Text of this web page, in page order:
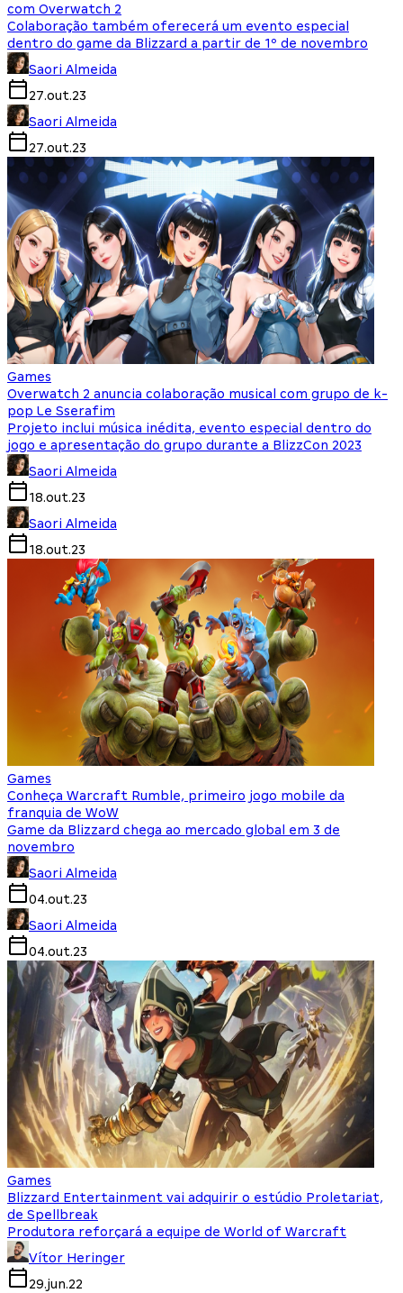
com Overwatch 2
Colaboração também oferecerá um evento especial
dentro do game da Blizzard a partir de 1º de novembro
Saori Almeida
27.out.23
Saori Almeida
27.out.23
Games
Overwatch 2 anuncia colaboração musical com grupo de k-
pop Le Sserafim
Projeto inclui música inédita, evento especial dentro do
jogo e apresentação do grupo durante a BlizzCon 2023
Saori Almeida
18.out.23
Saori Almeida
18.out.23
Games
Conheça Warcraft Rumble, primeiro jogo mobile da
franquia de WoW
Game da Blizzard chega ao mercado global em 3 de
novembro
Saori Almeida
04.out.23
Saori Almeida
04.out.23
Games
Blizzard Entertainment vai adquirir o estúdio Proletariat,
de Spellbreak
Produtora reforçará a equipe de World of Warcraft
Vítor Heringer
29.jun.22